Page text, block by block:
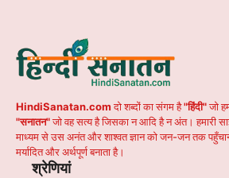
HindiSanatan.comदो शब्दों का संगम है"हिंदी"जो
"सनातन"जो वह सत्य है जिसका न आदि है न अंत। हमारी
माध्यम से उस अनंत और शाश्वत ज्ञान को जन-जन तक
मर्यादित और अर्थपूर्ण बनाता है।
श्रेणियां